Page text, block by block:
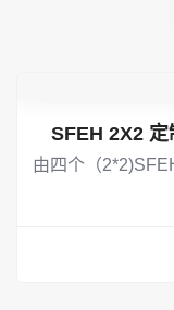
SFEH 2X2
由四个（2*2)SFEH组成 尺寸：